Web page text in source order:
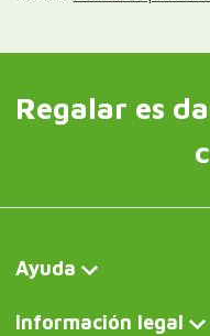
Regalar es
Ayuda
Información legal